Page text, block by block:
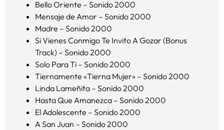
Bello Oriente – Sonido 2000
Mensaje de Amor – Sonido 2000
Madre – Sonido 2000
Si Vienes Conmigo Te Invito A Gozar (Bonus
Track) – Sonido 2000
Solo Para Ti – Sonido 2000
Tiernamente «Tierna Mujer» – Sonido 2000
Linda Lameñita – Sonido 2000
Hasta Que Amanezca – Sonido 2000
El Adolescente – Sonido 2000
A San Juan – Sonido 2000